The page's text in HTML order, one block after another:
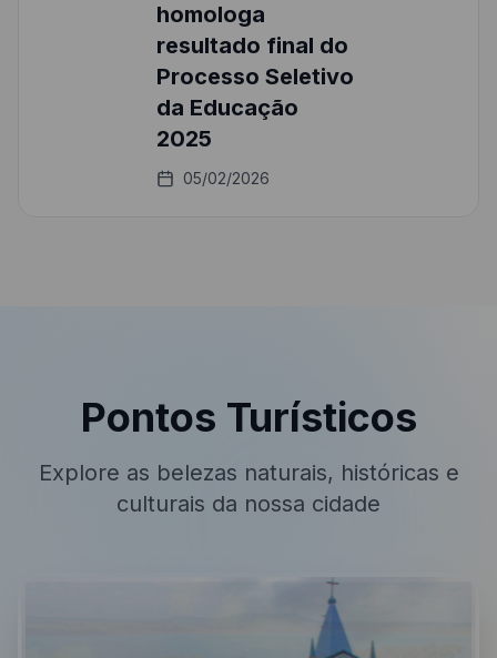
homologa
resultado final do
Processo Seletivo
da Educação
2025
05/02/2026
Pontos Turísticos
Explore as belezas naturais, históricas e
culturais da nossa cidade